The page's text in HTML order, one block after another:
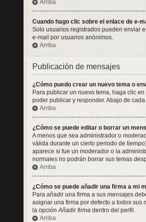
Arriba
Cuando hago clic sobre el enlace de e-
Solo usuarios registrados pueden enviar
e-mail por usuarios anónimos.
Arriba
Publicación de mensajes
¿Cómo puedo crear un nuevo tema o
Para publicar un nuevo tema, haga clic
poder publicar y responder. Abajo de
Arriba
¿Cómo se puede editar o borrar un
A menos que sea administrador o
válida durante un cierto periodo de
aparece si fue un moderador o la
normales no podrán borrar sus temas
Arriba
¿Cómo se puede añadir una firma a mi
Para añadir una firma a sus mensajes
asignar una firma por defecto a todos
la opciónAñadir firma dentro del perfil.
Arriba